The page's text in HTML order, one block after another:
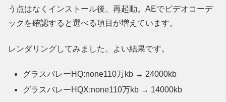
う点はなくインストール後、再起動。AEでビデオコーデ
ックを確認すると選べる項目が増えています。
レンダリングしてみました。よい結果です。
グラスバレーHQ:none110万kb → 24000kb
グラスバレーHQX:none110万kb → 14000kb